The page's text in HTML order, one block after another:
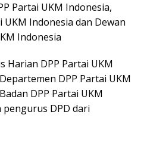
Partai UKM Indonesia,
UKM Indonesia dan Dewan
Indonesia
Harian DPP Partai UKM
DPP Partai UKM
DPP Partai UKM
DPD dari